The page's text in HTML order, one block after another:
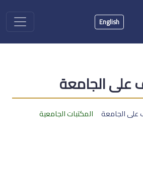
English
على الجامعة
على الجامعة المكتبات الجامعية